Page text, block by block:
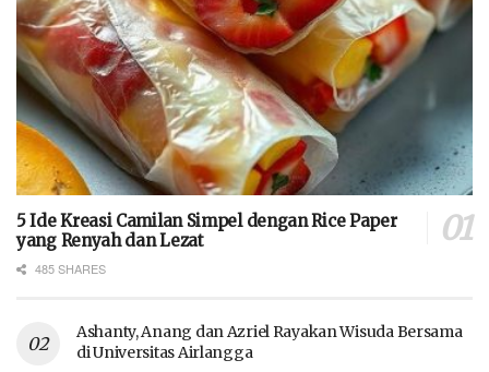
5 Ide Kreasi Camilan Simpel dengan Rice Paper
yang Renyah dan Lezat
485 SHARES
Ashanty, Anang dan Azriel Rayakan Wisuda Bersama
di Universitas Airlangga